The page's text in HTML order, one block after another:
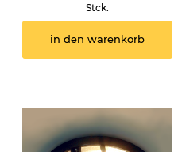
Stck.
in den warenkorb